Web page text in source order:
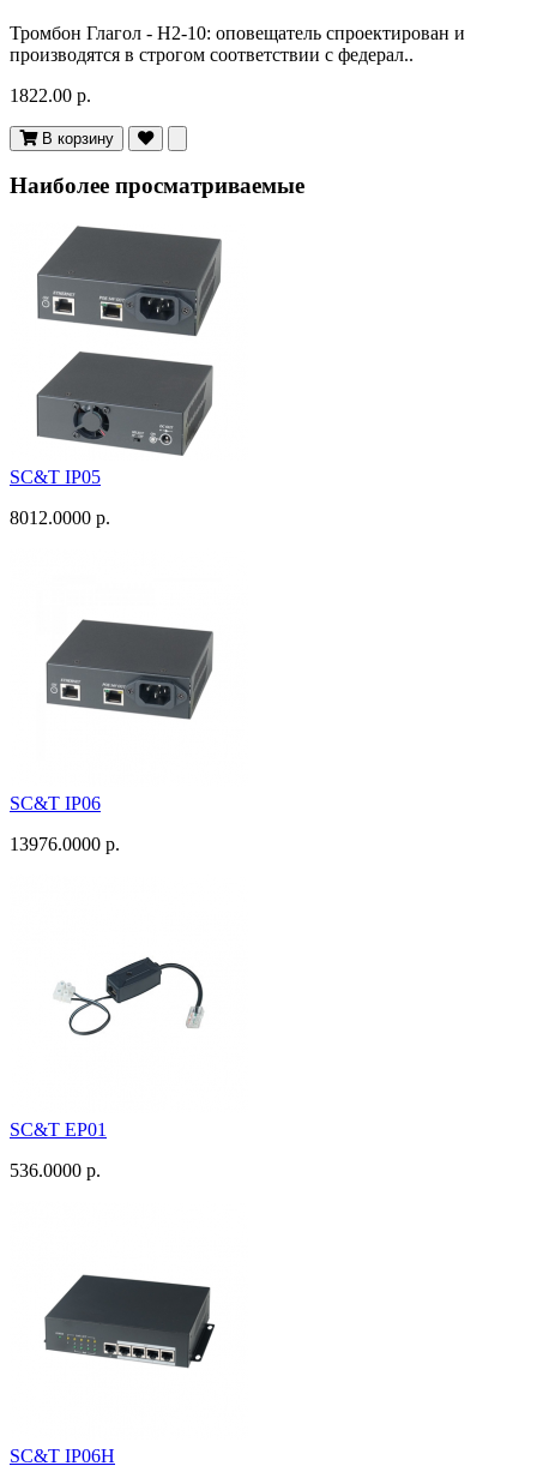
Тромбон Глагол - Н2-10: оповещатель спроектирован и
производятся в строгом соответствии с федерал..
1822.00 р.
В корзину
Наиболее просматриваемые
SC&T IP05
8012.0000 р.
SC&T IP06
13976.0000 р.
SC&T EP01
536.0000 р.
SC&T IP06H